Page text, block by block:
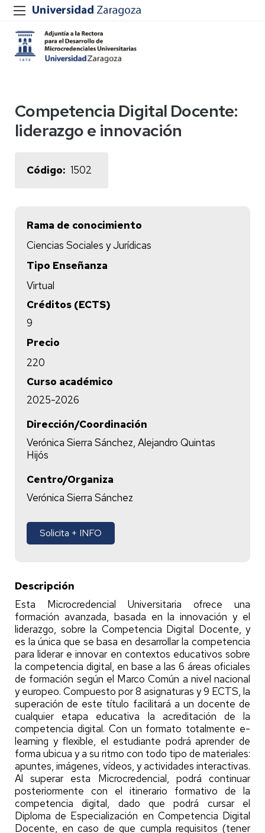
Competencia Digital Docente:
liderazgo e innovación
Código 1502
Rama de conocimiento
Ciencias Sociales y Jurídicas
Tipo Enseñanza
Virtual
Créditos (ECTS)
9
Precio
220
Curso académico
2025-2026
Dirección/Coordinación
Verónica Sierra Sánchez, Alejandro Quintas
Hijós
Centro/Organiza
Verónica Sierra Sánchez
Solicita + INFO
Descripción
Esta Microcredencial Universitaria ofrece una
formación avanzada, basada en la innovación y el
liderazgo, sobre la Competencia Digital Docente, y
es la única que se basa en desarrollar la competencia
para liderar e innovar en contextos educativos sobre
la competencia digital, en base a las 6 áreas oficiales
de formación según el Marco Común a nivel nacional
y europeo. Compuesto por 8 asignaturas y 9 ECTS, la
superación de este título facilitará a un docente de
cualquier etapa educativa la acreditación de la
competencia digital. Con un formato totalmente e-
learning y flexible, el estudiante podrá aprender de
forma ubicua y a su ritmo con todo tipo de materiales:
apuntes, imágenes, vídeos, y actividades interactivas.
Al superar esta Microcredencial, podrá continuar
posteriormente con el itinerario formativo de la
competencia digital, dado que podrá cursar el
Diploma de Especialización en Competencia Digital
Docente, en caso de que cumpla requisitos (tener